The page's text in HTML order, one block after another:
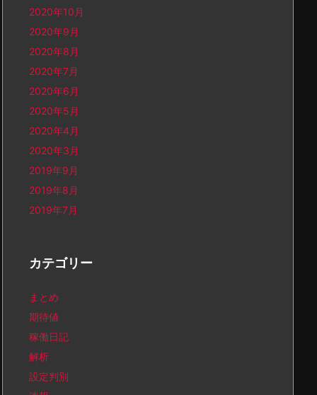
2020年10月
2020年9月
2020年8月
2020年7月
2020年6月
2020年5月
2020年4月
2020年3月
2019年9月
2019年8月
2019年7月
カテゴリー
まとめ
期待値
稼働日記
解析
設定判別